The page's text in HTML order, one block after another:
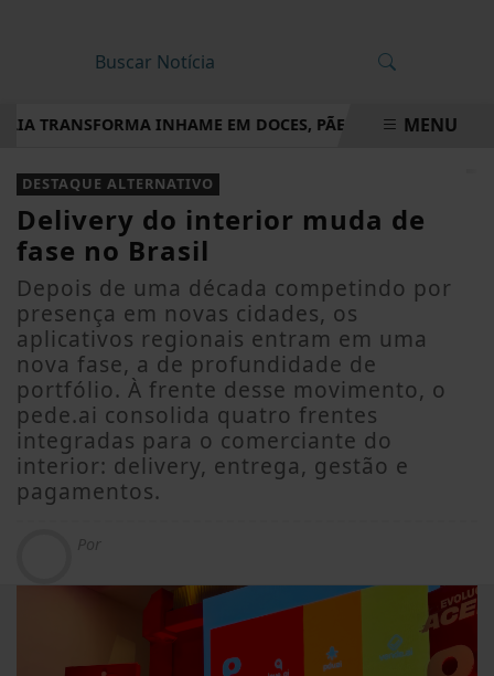
TRANSFORMA INHAME EM DOCES, PÃES E OUTRAS
EM ALTA
MENU
DESTAQUE ALTERNATIVO
Delivery do interior muda de
fase no Brasil
Depois de uma década competindo por
presença em novas cidades, os
aplicativos regionais entram em uma
nova fase, a de profundidade de
portfólio. À frente desse movimento, o
pede.ai consolida quatro frentes
integradas para o comerciante do
interior: delivery, entrega, gestão e
pagamentos.
Por